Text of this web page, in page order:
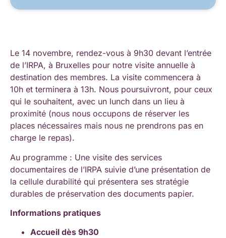
Le 14 novembre, rendez-vous à 9h30 devant l’entrée
de l’IRPA, à Bruxelles pour notre visite annuelle à
destination des membres. La visite commencera à
10h et terminera à 13h. Nous poursuivront, pour ceux
qui le souhaitent, avec un lunch dans un lieu à
proximité (nous nous occupons de réserver les
places nécessaires mais nous ne prendrons pas en
charge le repas).
Au programme : Une visite des services
documentaires de l’IRPA suivie d’une présentation de
la cellule durabilité qui présentera ses stratégie
durables de préservation des documents papier.
Informations pratiques
Accueil dès 9h30